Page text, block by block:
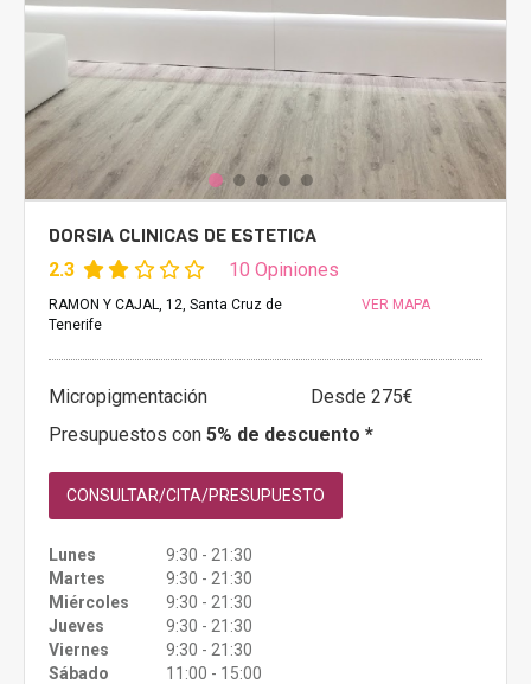
DORSIA CLINICAS DE ESTETICA
2.3 10 Opiniones
RAMON Y CAJAL, 12, Santa Cruz de
Tenerife
VER MAPA
Micropigmentación
Desde 275€
Presupuestos con 5% de descuento *
CONSULTAR/CITA/PRESUPUESTO
Lunes
9:30 - 21:30
Martes
9:30 - 21:30
Miércoles
9:30 - 21:30
Jueves
9:30 - 21:30
Viernes
9:30 - 21:30
Sábado
11:00 - 15:00